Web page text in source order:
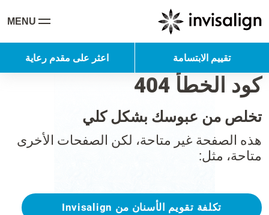
MENU
تقييم الابتسامة اعثر على مقدم رعاية
كود الخطأ 404
تخلص من عبوسك بشكل كلي
هذه الصفحة غير متاحة، لكن الصفحات الأخرى
متاحة، مثل:
تكلفة تقويم الأسنان من Invisalign